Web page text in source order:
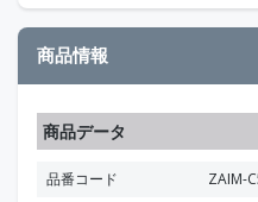
商品情報
商品データ
品番コード
ZAIM-